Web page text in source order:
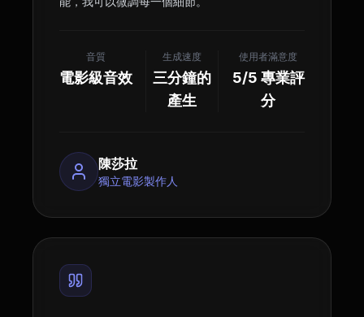
音質
電影級音效
生成速度
三分鐘的
產生
使用者滿意度
5/5 專業評
分
陳莎拉
獨立電影製作人